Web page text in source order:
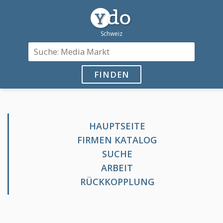
FINDEN
HAUPTSEITE
FIRMEN KATALOG
SUCHE
ARBEIT
RÜCKKOPPLUNG